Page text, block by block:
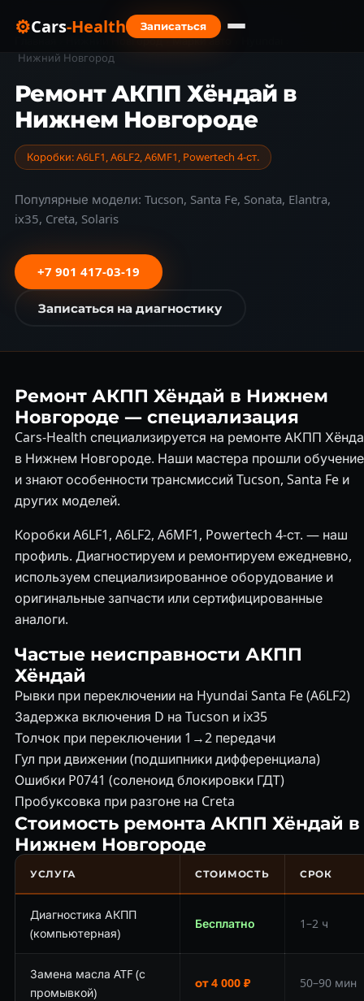
⚙Cars-Health
Записаться
Нижний Новгород › Марки авто
Нижний Новгород
Ремонт АКПП Хёндай в
Нижнем Новгороде
Коробки: A6LF1, A6LF2, A6MF1, Powertech 4-ст.
Популярные модели: Tucson, Santa Fe, Sonata, Elantra,
ix35, Creta, Solaris
+7 901 417-03-19
Записаться на диагностику
Ремонт АКПП Хёндай в Нижнем
Новгороде — специализация
Cars-Health специализируется на ремонте АКПП
в Нижнем Новгороде. Наши мастера прошли обучение
и знают особенности трансмиссий Tucson, Santa Fe и
других моделей.
Коробки A6LF1, A6LF2, A6MF1, Powertech 4-ст. — наш
профиль. Диагностируем и ремонтируем ежедневно,
используем специализированное оборудование и
оригинальные запчасти или сертифицированные
аналоги.
Частые неисправности АКПП
Хёндай
Рывки при переключении на Hyundai Santa Fe (A6LF2)
Задержка включения D на Tucson и ix35
Толчок при переключении 1→2 передачи
Гул при движении (подшипники дифференциала)
Ошибки P0741 (соленоид блокировки ГДТ)
Пробуксовка при разгоне на Creta
Стоимость ремонта АКПП Хёндай в
Нижнем Новгороде
УСЛУГА СТОИМОСТЬ СРОК
Диагностика АКПП
(компьютерная)
Бесплатно 1–2 ч
Замена масла ATF (с
промывкой)
от 4 000 ₽ 50–90 мин